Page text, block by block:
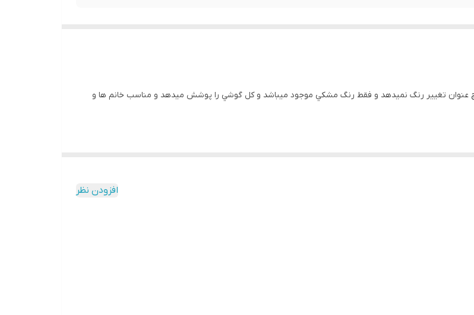
هيچ عنوان تغيير رنگ نميدهد و فقط رنگ مشکي موجود ميباشد و کل گوشي را پوشش ميدهد و مناسب خانم ها و
افزودن نظر